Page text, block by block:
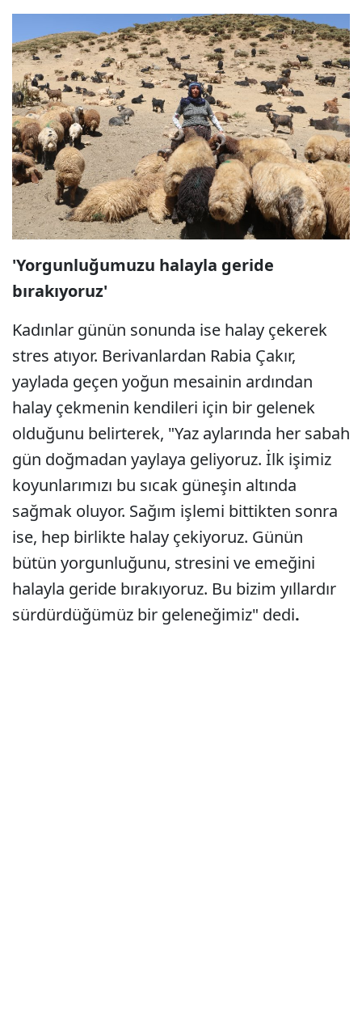
'Yorgunluğumuzu halayla geride
bırakıyoruz'
Kadınlar günün sonunda ise halay çekerek
stres atıyor. Berivanlardan Rabia Çakır,
yaylada geçen yoğun mesainin ardından
halay çekmenin kendileri için bir gelenek
olduğunu belirterek, "Yaz aylarında her sabah
gün doğmadan yaylaya geliyoruz. İlk işimiz
koyunlarımızı bu sıcak güneşin altında
sağmak oluyor. Sağım işlemi bittikten sonra
ise, hep birlikte halay çekiyoruz. Günün
bütün yorgunluğunu, stresini ve emeğini
halayla geride bırakıyoruz. Bu bizim yıllardır
sürdürdüğümüz bir geleneğimiz" dedi.